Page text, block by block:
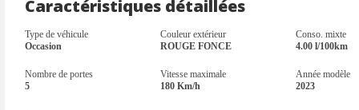
Caractéristiques détaillées
Type de véhicule
Occasion
Couleur extérieur
ROUGE FONCE
Conso. mixte
4.00 l/100km
Nombre de portes
5
Vitesse maximale
180 Km/h
Année modèle
2023